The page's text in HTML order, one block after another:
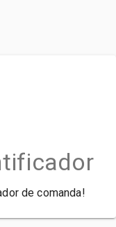
de comanda!